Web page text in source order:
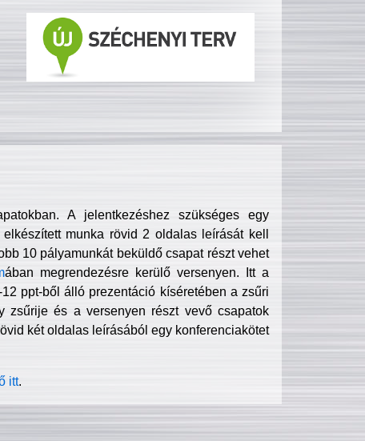
A jelentkezéshez szükséges egy
munka rövid 2 oldalas leírását kell
10 pályamunkát beküldő csapat részt vehet
ában megrendezésre kerülő versenyen. Itt a
ppt-ből álló prezentáció kíséretében a zsűri
zsűrije és a versenyen részt vevő csapatok
két oldalas leírásából egy konferenciakötet
itt.